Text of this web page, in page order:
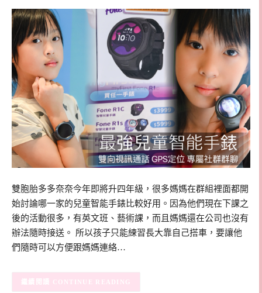
雙胞胎多多奈奈今年即將升四年級，很多媽媽在群組裡面都開
始討論哪一家的兒童智能手錶比較好用。因為他們現在下課之
後的活動很多，有英文班、藝術課，而且媽媽還在公司也沒有
辦法隨時接送。 所以孩子只能練習長大靠自己搭車，要讓他
們隨時可以方便跟媽媽連絡…
CONTINUE READING